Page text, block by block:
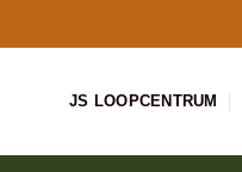
JS LOOPCENTRUM